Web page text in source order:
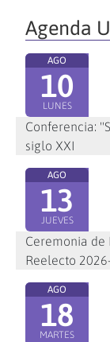
Agenda
AGO
10
LUNES
Conferencia:
siglo XXI
AGO
13
JUEVES
Ceremonia de
Reelecto
AGO
18
MARTES